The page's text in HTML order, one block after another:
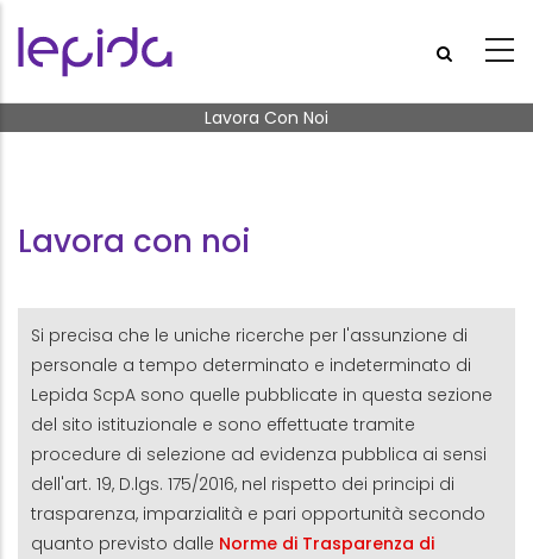
Briciole di pane
Lavora Con Noi
Lavora con noi
Si precisa che le uniche ricerche per l'assunzione di
personale a tempo determinato e indeterminato di
Lepida ScpA sono quelle pubblicate in questa sezione
del sito istituzionale e sono effettuate tramite
procedure di selezione ad evidenza pubblica ai sensi
dell'art. 19, D.lgs. 175/2016, nel rispetto dei principi di
trasparenza, imparzialità e pari opportunità secondo
quanto previsto dalle Norme di Trasparenza di